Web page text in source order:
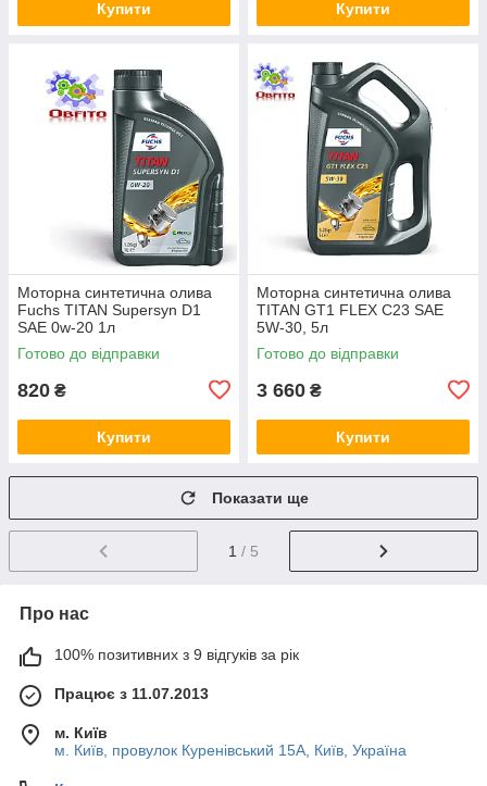
Купити Купити
Моторна синтетична олива
Fuchs TITAN Supersyn D1
SAE 0w-20 1л
Готово до відправки
820 ₴
Купити
Моторна синтетична олива
TITAN GT1 FLEX C23 SAE
5W-30, 5л
Готово до відправки
3 660 ₴
Купити
Показати ще
1 / 5
Про нас
100% позитивних з 9 відгуків за рік
Працює з 11.07.2013
м. Київ
м. Київ, провулок Куренівський 15А, Київ, Україна